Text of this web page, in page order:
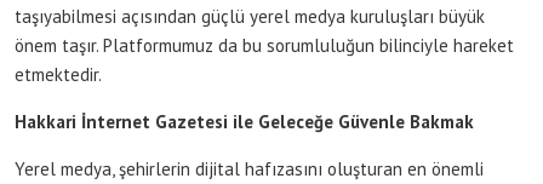
taşıyabilmesi açısından güçlü yerel medya kuruluşları büyük
önem taşır. Platformumuz da bu sorumluluğun bilinciyle hareket
etmektedir.
Hakkari İnternet Gazetesi ile Geleceğe Güvenle Bakmak
Yerel medya, şehirlerin dijital hafızasını oluşturan en önemli